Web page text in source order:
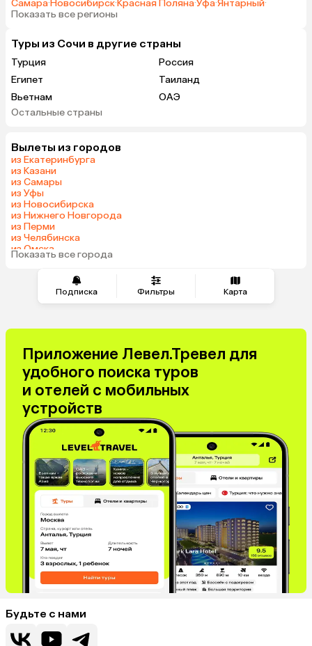
Подписка Фильтры Карта
Самара·Новосибирск·Красная Поляна·Уфа·Янтарный·
Показать все регионы
Туры из Сочи в другие страны
Турция
Россия
Египет
Таиланд
Вьетнам
ОАЭ
Армения
Гонконг
Остальные страны
Вылеты из городов
из Екатеринбурга
из Казани
из Самары
из Уфы
из Новосибирска
из Нижнего Новгорода
из Перми
из Челябинска
из Омска
из Красноярска
Показать все города
Приложение Левел.Тревел для
удобного поиска туров
и отелей с мобильных
устройств
Будьте с нами